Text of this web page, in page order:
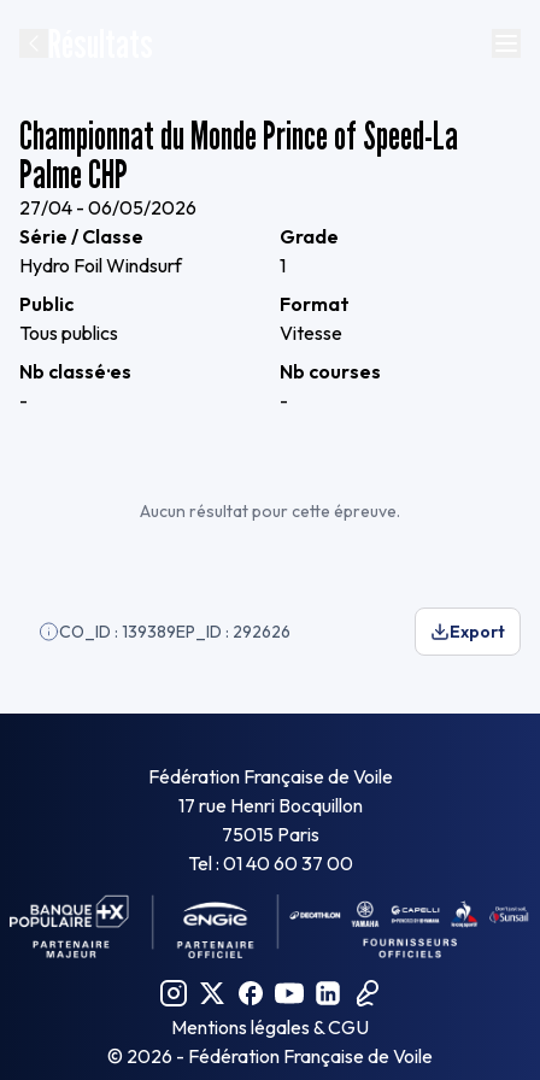
Championnat du Monde Prince of Speed-La
Palme CHP
27/04 - 06/05/2026
Série / Classe
Hydro Foil Windsurf
Grade
1
Public
Tous publics
Format
Vitesse
Nb classé·es
-
Nb courses
-
Aucun résultat pour cette épreuve.
CO_ID : 139389EP_ID : 292626 Export
Fédération Française de Voile
17 rue Henri Bocquillon
75015 Paris
Tel : 01 40 60 37 00
Mentions légales & CGU
© 2026 - Fédération Française de Voile